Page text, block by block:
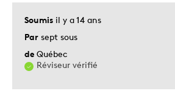
Soumis il y a 14 ans
Par sept sous
de Québec
Réviseur vérifié